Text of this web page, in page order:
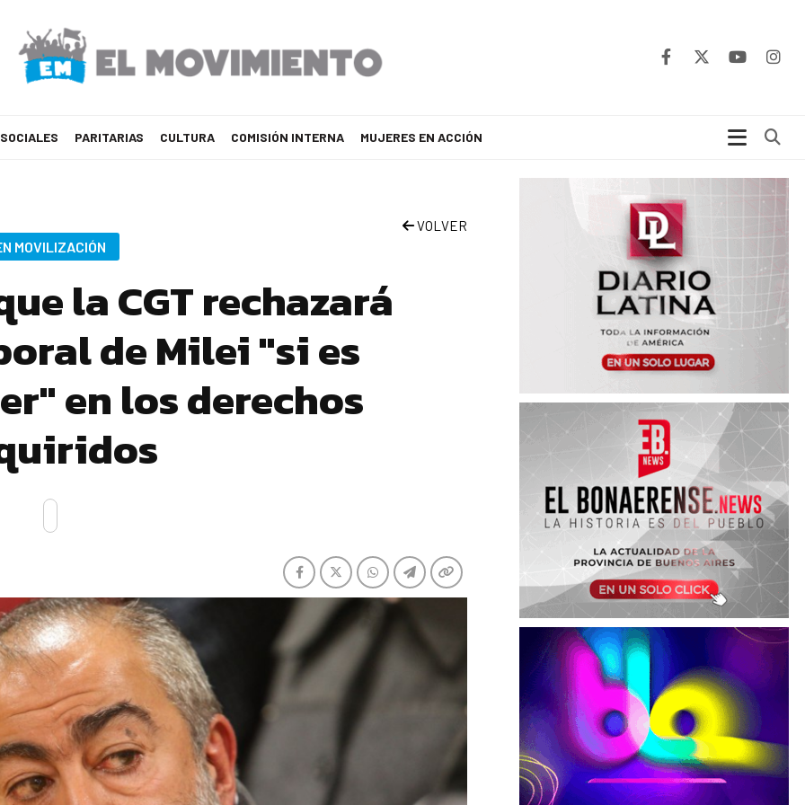
PARITARIAS CULTURA COMISIÓN INTERNA MUJERES EN ACCIÓN
VOLVER
MOVILIZACIÓN
la CGT rechazará
de Milei "si es
en los derechos